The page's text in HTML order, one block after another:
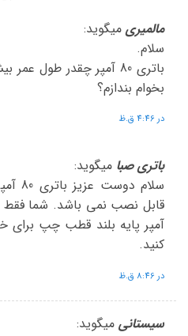
مالمیری میگوید:
سلام.
بخوام بندازم؟
در 4:46 ق.ظ
باتری صبا میگوید:
سلام
آمپر پایه بلند قطب چپ برای
کنید.
در 8:46 ق.ظ
سیستانی میگوید: